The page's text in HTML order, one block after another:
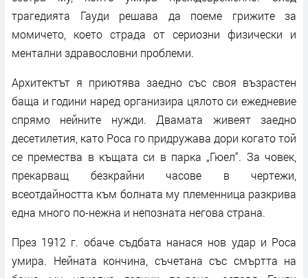
трагедията Гауди решава да поеме грижите за
момичето, което страда от сериозни физически и
ментални здравословни проблеми.
Архитектът я приютява заедно със своя възрастен
баща и години наред организира цялото си ежедневие
спрямо нейните нужди. Двамата живеят заедно
десетилетия, като Роса го придружава дори когато той
се премества в къщата си в парка „Гюел“. За човек,
прекарващ безкрайни часове в чертежи,
всеотдайността към болната му племенница разкрива
една много по-нежна и непозната негова страна.
През 1912 г. обаче съдбата нанася нов удар и Роса
умира. Нейната кончина, съчетана със смъртта на